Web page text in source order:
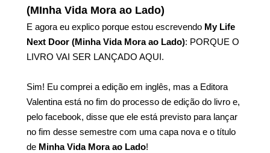
(MInha Vida Mora ao Lado)
E agora eu explico porque estou escrevendo My Life
Next Door (Minha Vida Mora ao Lado): PORQUE O
LIVRO VAI SER LANÇADO AQUI.
Sim! Eu comprei a edição em inglês, mas a Editora
Valentina está no fim do processo de edição do livro e,
pelo facebook, disse que ele está previsto para lançar
no fim desse semestre com uma capa nova e o título
de Minha Vida Mora ao Lado!